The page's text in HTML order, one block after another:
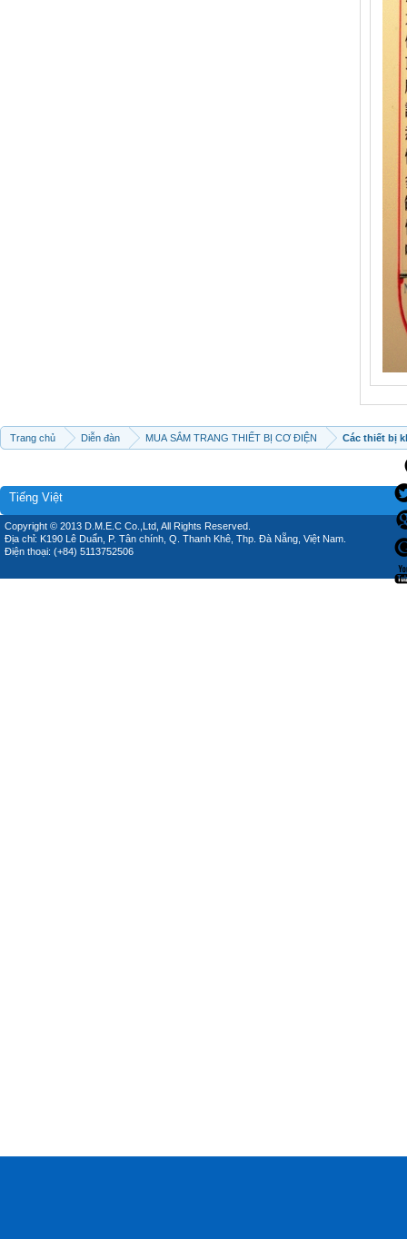
Trang chủ Diễn đàn MUA SẮM TRANG THIẾT BỊ CƠ ĐIỆN Các thiết bị
Tiếng Việt
Copyright © 2013 D.M.E.C Co.,Ltd, All Rights Reserved.
Địa chỉ: K190 Lê Duẩn, P. Tân chính, Q. Thanh Khê, Thp. Đà Nẵng, Việt Nam.
Điện thoại: (+84) 5113752506